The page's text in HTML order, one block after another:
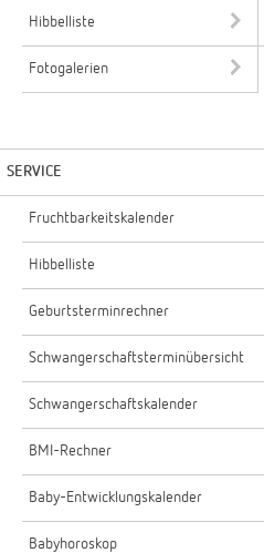
Hibbelliste
Fotogalerien
SERVICE
Fruchtbarkeitskalender
Hibbelliste
Geburtsterminrechner
Schwangerschaftsterminübersicht
Schwangerschaftskalender
BMI-Rechner
Baby-Entwicklungskalender
Babyhoroskop